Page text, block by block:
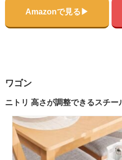
Amazonで見る▶
ワゴン
ニトリ 高さが調整できるスチー